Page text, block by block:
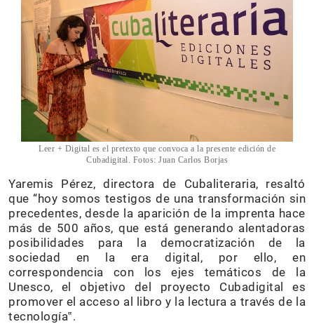
Leer + Digital es el pretexto que convoca a la presente edición de
Cubadigital. Fotos: Juan Carlos Borjas
Yaremis Pérez, directora de Cubaliteraria, resaltó
que “hoy somos testigos de una transformación sin
precedentes, desde la aparición de la imprenta hace
más de 500 años, que está generando alentadoras
posibilidades para la democratización de la
sociedad en la era digital, por ello, en
correspondencia con los ejes temáticos de la
Unesco, el objetivo del proyecto Cubadigital es
promover el acceso al libro y la lectura a través de la
tecnología‟.